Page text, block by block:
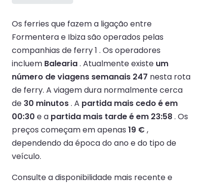
Os ferries que fazem a ligação entre
Formentera e Ibiza são operados pelas
companhias de ferry 1 . Os operadores
incluem Balearia. Atualmente existe um
número de viagens semanais 247 nesta rota
de ferry. A viagem dura normalmente cerca
de 30 minutos. A partida mais cedo é em
00:30 e a partida mais tarde é em 23:58. Os
preços começam em apenas 19 € ,
dependendo da época do ano e do tipo de
veículo.
Consulte a disponibilidade mais recente e